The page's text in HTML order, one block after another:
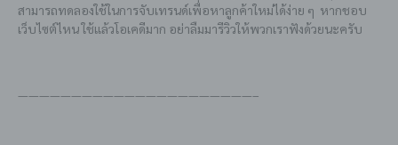
สามารถทดลองใช้ในการจับเทรนด์เพื่อหาลูกค้าใหม่ได้ง่าย ๆ หากชอบ
เว็บไซต์ไหน ใช้แล้วโอเคดีมาก อย่าลืมมารีวิวให้พวกเราฟังด้วยนะครับ
——————————————————————–